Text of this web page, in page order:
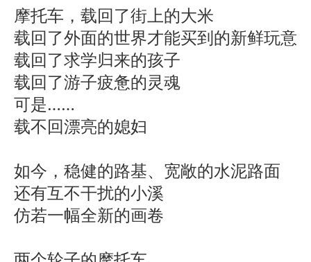
摩托车，载回了街上的大米
载回了外面的世界才能买到的新鲜玩意
载回了求学归来的孩子
载回了游子疲惫的灵魂
可是……
载不回漂亮的媳妇
如今，稳健的路基、宽敞的水泥路面
还有互不干扰的小溪
仿若一幅全新的画卷